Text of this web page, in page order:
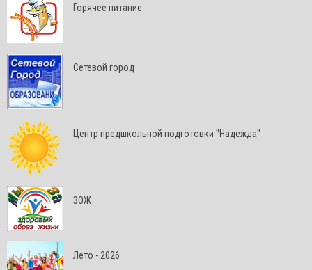
Горячее питание
Сетевой город
Центр предшкольной подготовки "Надежда"
ЗОЖ
Лето - 2026